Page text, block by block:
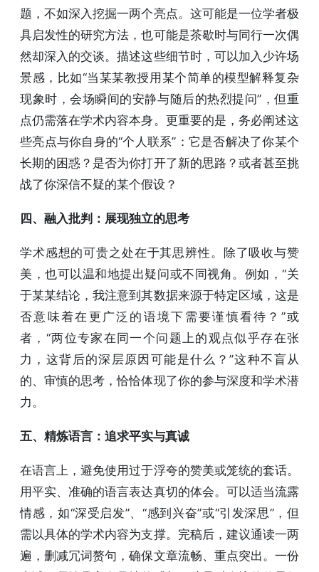
题，不如深入挖掘一两个亮点。这可能是一位学者极
具启发性的研究方法，也可能是茶歇时与同行一次偶
然却深入的交谈。描述这些细节时，可以加入少许场
景感，比如“当某某教授用某个简单的模型解释复杂
现象时，会场瞬间的安静与随后的热烈提问”，但重
点仍需落在学术内容本身。更重要的是，务必阐述这
些亮点与你自身的“个人联系”：它是否解决了你某个
长期的困惑？是否为你打开了新的思路？或者甚至挑
战了你深信不疑的某个假设？
四、融入批判：展现独立的思考
学术感想的可贵之处在于其思辨性。除了吸收与赞
美，也可以温和地提出疑问或不同视角。例如，“关
于某某结论，我注意到其数据来源于特定区域，这是
否意味着在更广泛的语境下需要谨慎看待？”或
者，“两位专家在同一个问题上的观点似乎存在张
力，这背后的深层原因可能是什么？”这种不盲从
的、审慎的思考，恰恰体现了你的参与深度和学术潜
力。
五、精炼语言：追求平实与真诚
在语言上，避免使用过于浮夸的赞美或笼统的套话。
用平实、准确的语言表达真切的体会。可以适当流露
情感，如“深受启发”、“感到兴奋”或“引发深思”，但
需以具体的学术内容为支撑。完稿后，建议通读一两
遍，删减冗词赘句，确保文章流畅、重点突出。一份